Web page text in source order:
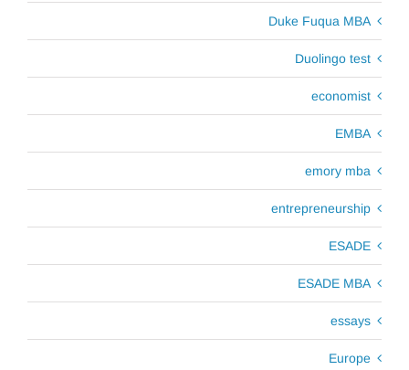
Duke Fuqua MBA
Duolingo test
economist
EMBA
emory mba
entrepreneurship
ESADE
ESADE MBA
essays
Europe